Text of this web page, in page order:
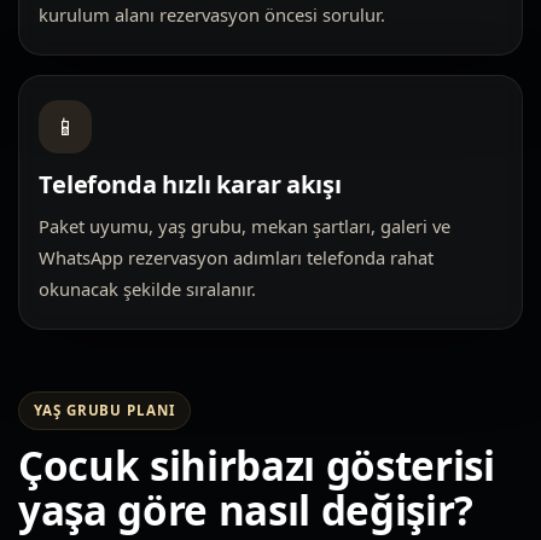
kurulum alanı rezervasyon öncesi sorulur.
📱
Telefonda hızlı karar akışı
Paket uyumu, yaş grubu, mekan şartları, galeri ve
WhatsApp rezervasyon adımları telefonda rahat
okunacak şekilde sıralanır.
YAŞ GRUBU PLANI
Çocuk sihirbazı gösterisi
yaşa göre nasıl değişir?